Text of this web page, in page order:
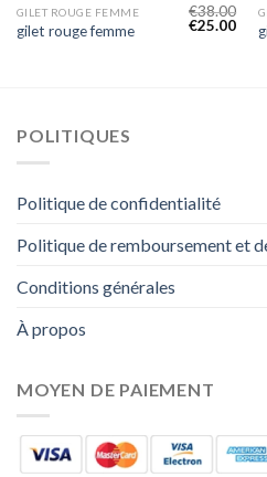
GILET ROUGE FEMME
gilet rouge femme
€38.00
€25.00
POLITIQUES
Politique de confidentialité
Politique de remboursement et
Conditions générales
À propos
MOYEN DE PAIEMENT